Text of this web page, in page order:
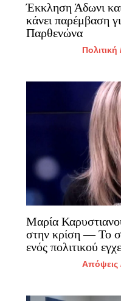
Έκκληση Άδωνι
κάνει παρέμβαση
Παρθενώνα
Πολιτική
Μαρία
στην κρίση — Το
ενός πολιτικού
Απόψεις